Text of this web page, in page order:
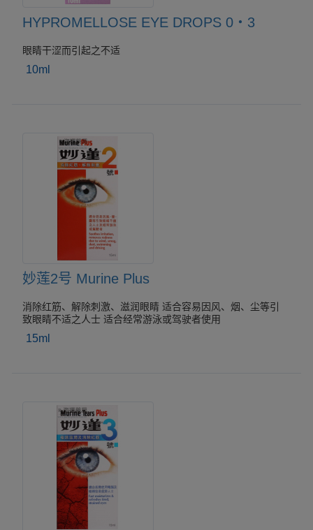
HYPROMELLOSE EYE DROPS 0・3
眼睛干涩而引起之不适
10ml
妙莲2号 Murine Plus
消除红筋、解除刺激、滋润眼睛 适合容易因风、烟、尘等引
致眼睛不适之人士 适合经常游泳或驾驶者使用
15ml